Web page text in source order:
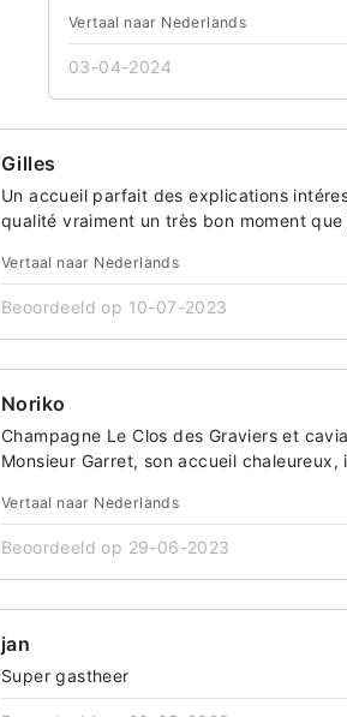
Vertaal naar Nederlands
03-04-2024
Gilles
Un accueil parfait des explications
qualité vraiment un très bon moment que
Vertaal naar Nederlands
Beoordeeld op 10-07-2023
Noriko
Champagne Le Clos des Graviers et
Monsieur Garret, son accueil
Vertaal naar Nederlands
Beoordeeld op 29-06-2023
jan
Super gastheer